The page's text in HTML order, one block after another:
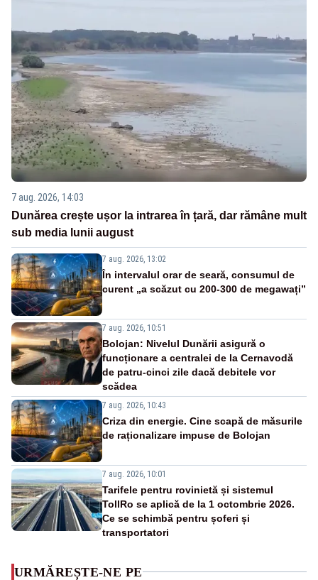
7 aug. 2026, 14:03
Dunărea crește ușor la intrarea în țară, dar rămâne mult
sub media lunii august
7 aug. 2026, 13:02
În intervalul orar de seară, consumul de
curent „a scăzut cu 200-300 de megawați”
7 aug. 2026, 10:51
Bolojan: Nivelul Dunării asigură o
funcționare a centralei de la Cernavodă
de patru-cinci zile dacă debitele vor
scădea
7 aug. 2026, 10:43
Criza din energie. Cine scapă de măsurile
de raționalizare impuse de Bolojan
7 aug. 2026, 10:01
Tarifele pentru rovinietă și sistemul
TollRo se aplică de la 1 octombrie 2026.
Ce se schimbă pentru șoferi și
transportatori
URMĂREȘTE-NE PE